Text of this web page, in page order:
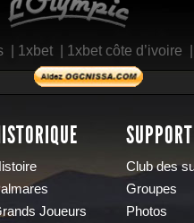
| 1xbet| 1xbet côte d’ivoire
Joueurs
Club des
Groupes
Photos